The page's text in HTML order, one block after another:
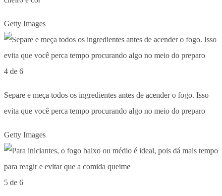
Getty Images
4 de 6
Separe e meça todos os ingredientes antes de acender o fogo. Isso
evita que você perca tempo procurando algo no meio do preparo
Getty Images
5 de 6